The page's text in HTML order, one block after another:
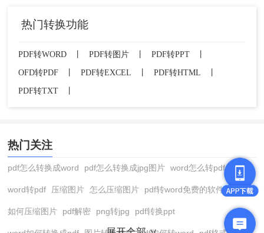
热门转换功能
PDF转WORD PDF转图片 PDF转PPT
OFD转PDF
PDF转EXCEL PDF转HTML
PDF转TXT
热门关注
pdf怎么转换成word pdf怎么转换成jpg图片 word怎么转pdf
word转pdf 压缩图片 怎么压缩图片 pdf转word免费的软件
如何压缩图片 pdf解密 png转jpg pdf转换ppt